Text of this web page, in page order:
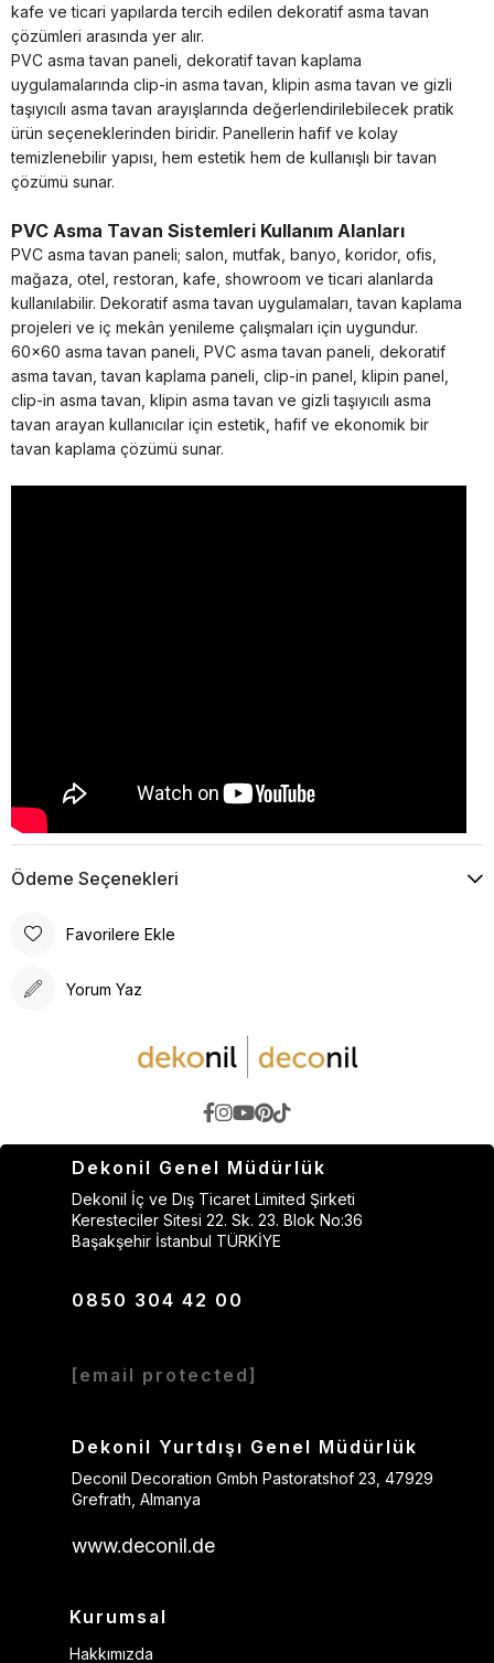
kafe ve ticari yapılarda tercih edilen dekoratif asma tavan
çözümleri arasında yer alır.
PVC asma tavan paneli, dekoratif tavan kaplama
uygulamalarında clip-in asma tavan, klipin asma tavan ve gizli
taşıyıcılı asma tavan arayışlarında değerlendirilebilecek pratik
ürün seçeneklerinden biridir. Panellerin hafif ve kolay
temizlenebilir yapısı, hem estetik hem de kullanışlı bir tavan
çözümü sunar.
PVC Asma Tavan Sistemleri Kullanım Alanları
PVC asma tavan paneli; salon, mutfak, banyo, koridor, ofis,
mağaza, otel, restoran, kafe, showroom ve ticari alanlarda
kullanılabilir. Dekoratif asma tavan uygulamaları, tavan kaplama
projeleri ve iç mekân yenileme çalışmaları için uygundur.
60x60 asma tavan paneli, PVC asma tavan paneli, dekoratif
asma tavan, tavan kaplama paneli, clip-in panel, klipin panel,
clip-in asma tavan, klipin asma tavan ve gizli taşıyıcılı asma
tavan arayan kullanıcılar için estetik, hafif ve ekonomik bir
tavan kaplama çözümü sunar.
Ödeme Seçenekleri
Favorilere Ekle
Yorum Yaz
Dekonil Genel Müdürlük
Dekonil İç ve Dış Ticaret Limited Şirketi
Keresteciler Sitesi 22. Sk. 23. Blok No:36
Başakşehir İstanbul TÜRKİYE
0850 304 42 00
[email protected]
Dekonil Yurtdışı Genel Müdürlük
Deconil Decoration Gmbh Pastoratshof 23, 47929
Grefrath, Almanya
www.deconil.de
Kurumsal
Hakkımızda